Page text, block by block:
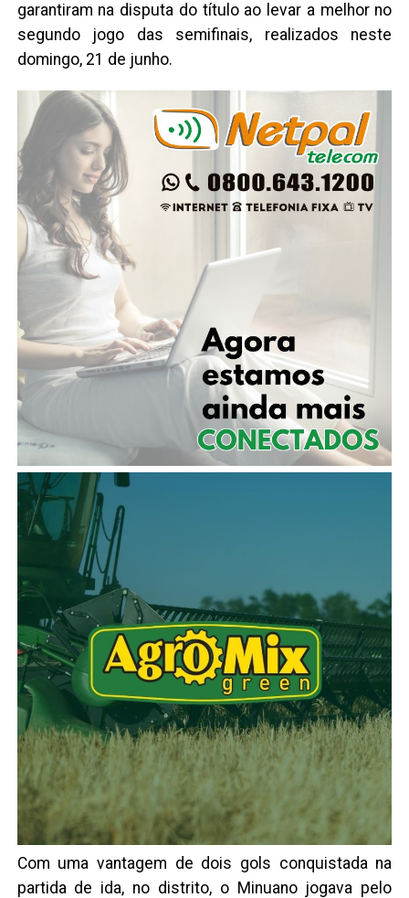
garantiram na disputa do título ao levar a melhor no
segundo jogo das semifinais, realizados neste
domingo, 21 de junho.
Com uma vantagem de dois gols conquistada na
partida de ida, no distrito, o Minuano jogava pelo